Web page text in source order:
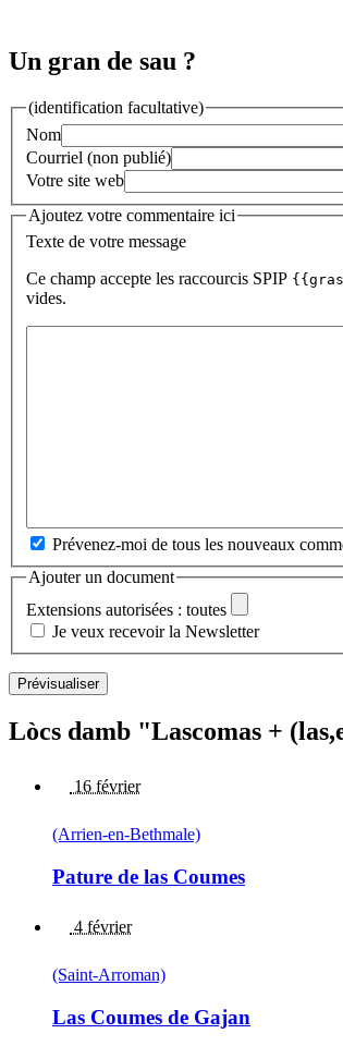
Un gran de sau ?
(identification facultative)
Nom
Courriel (non publié)
Votre site web
Ajoutez votre commentaire ici
Texte de votre message
Ce champ accepte les raccourcis SPIP
vides.
Prévenez-moi de tous les nouveaux
Ajouter un document
Extensions autorisées : toutes
Je veux recevoir la Newsletter
Lòcs damb "Lascomas +
16 février
(Arrien-en-Bethmale)
Pature de las Coumes
4 février
(Saint-Arroman)
Las Coumes de Gajan